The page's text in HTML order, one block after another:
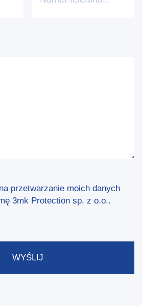
przetwarzanie moich danych
3mk Protection sp. z o.o..
WYŚLIJ